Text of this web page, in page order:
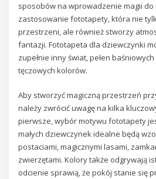
sposobów na wprowadzenie magii
zastosowanie fototapety, która nie
przestrzeni, ale również stworzy
fantazji. Fototapeta dla dziewczynki
zupełnie inny świat, pełen
tęczowych kolorów.
Aby stworzyć magiczną przestrzeń
należy zwrócić uwagę na kilka
pierwsze, wybór motywu fototapety
małych dziewczynek idealne będą
postaciami, magicznymi lasami,
zwierzętami. Kolory także odgrywają
odcienie sprawią, że pokój stanie się